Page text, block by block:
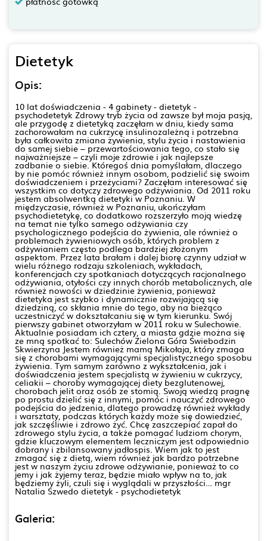
Dietetyk
Opis:
10 lat doświadczenia - 4 gabinety - dietetyk -
psychodetetyk Zdrowy tryb życia od zawsze był moja pasją,
ale przygodę z dietetyką zaczęłam w dniu, kiedy sama
zachorowałam na cukrzycę insulinozależną i potrzebna
była całkowita zmiana żywienia, stylu życia i nastawienia
do samej siebie – przewartościowania tego, co stało się
najważniejsze – czyli moje zdrowie i jak najlepsze
zadbanie o siebie. Któregoś dnia pomyślałam, dlaczego
by nie pomóc również innym osobom, podzielić się swoim
doświadczeniem i przeżyciami? Zaczęłam interesować się
wszystkim co dotyczy zdrowego odżywiania. Od 2011 roku
jestem absolwentką dietetyki w Poznaniu. W
międzyczasie, również w Poznaniu, ukończyłam
psychodietetykę, co dodatkowo rozszerzyło moją wiedzę
na temat nie tylko samego odżywiania czy
psychologicznego podejścia do żywienia, ale również o
problemach żywieniowych osób, których problem z
odżywianiem często podlega bardziej złożonym
aspektom. Przez lata brałam i dalej biorę czynny udział w
wielu różnego rodzaju szkoleniach, wykładach,
konferencjach czy spotkaniach dotyczących racjonalnego
odżywiania, otyłości czy innych chorób metabolicznych, ale
również nowości w dziedzinie żywienia, ponieważ
dietetyka jest szybko i dynamicznie rozwijającą się
dziedziną, co skłania mnie do tego, aby na bieżąco
uczestniczyć w dokształcaniu się w tym kierunku. Swój
pierwszy gabinet otworzyłam w 2011 roku w Sulechowie.
Aktualnie posiadam ich cztery, a miasta gdzie można się
ze mną spotkać to: Sulechów Zielona Góra Świebodzin
Skwierzyna Jestem również mamą Mikołaja, który zmaga
się z chorobami wymagającymi specjalistycznego sposobu
żywienia. Tym samym zarówno z wykształcenia, jak i
doświadczenia jestem specjalistą w żywieniu w cukrzycy,
celiakii – choroby wymagającej diety bezglutenowej,
chorobach jelit oraz osób ze stomią. Swoją wiedzą pragnę
po prostu dzielić się z innymi, pomóc i nauczyć zdrowego
podejścia do jedzenia, dlatego prowadzę również wykłady
i warsztaty, podczas których każdy może się dowiedzieć,
jak szczęśliwie i zdrowo żyć. Chcę zaszczepiać zapał do
zdrowego stylu życia, a także pomagać ludziom chorym,
gdzie kluczowym elementem leczniczym jest odpowiednio
dobrany i zbilansowany jadłospis. Wiem jak to jest
zmagać się z dietą, wiem również jak bardzo potrzebne
jest w naszym życiu zdrowe odżywianie, ponieważ to co
jemy i jak żyjemy teraz, będzie miało wpływ na to, jak
będziemy żyli, czuli się i wyglądali w przyszłości… mgr
Natalia Szwedo dietetyk - psychodietetyk
Galeria: